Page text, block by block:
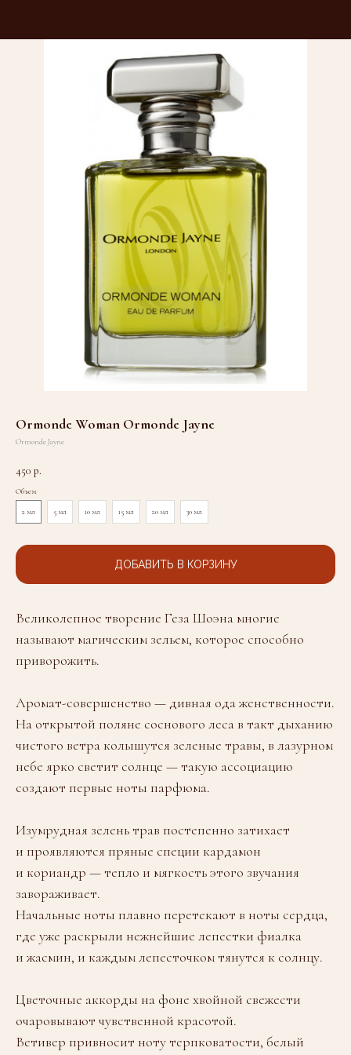
Ormonde Woman Ormonde Jayne
Ormonde Jayne
450 р.
Объем
2 мл 5 мл 10 мл 15 мл 20 мл 30 мл
ДОБАВИТЬ В КОРЗИНУ
Великолепное творение Геза Шоэна многие
называют магическим зельем, которое способно
приворожить.
Аромат-совершенство — дивная ода женственности.
На открытой поляне соснового леса в такт дыханию
чистого ветра колышутся зеленые травы, в лазурном
небе ярко светит солнце — такую ассоциацию
создают первые ноты парфюма.
Изумрудная зелень трав постепенно затихает
и проявляются пряные специи кардамон
и кориандр — тепло и мягкость этого звучания
завораживает.
Начальные ноты плавно перетекают в ноты сердца,
где уже раскрыли нежнейшие лепестки фиалка
и жасмин, и каждым лепесточком тянутся к солнцу.
Цветочные аккорды на фоне хвойной свежести
очаровывают чувственной красотой.
Ветивер привносит ноту терпковатости, белый